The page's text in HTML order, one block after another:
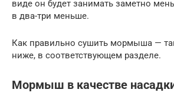
виде он будет занимать заметно
в два-три меньше.
Как правильно сушить мормыша —
ниже, в соответствующем разделе.
Мормыш в качестве